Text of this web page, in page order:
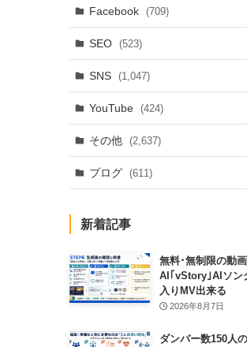
た
記
事
Facebook (709)
SEO (523)
SNS (1,047)
YouTube (424)
その他 (2,637)
ブログ (611)
新着記事
無料･無制限の動
AI｢vStory｣AIソン
入りMV出来る
2026年8月7日
ダンバー数150人